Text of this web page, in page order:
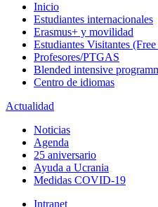
Inicio
Estudiantes internacionales
Erasmus+ y movilidad
Estudiantes Visitantes
Profesores/PTGAS
Blended intensive
Centro de idiomas
Actualidad
Noticias
Agenda
25 aniversario
Ayuda a Ucrania
Medidas COVID-19
Intranet